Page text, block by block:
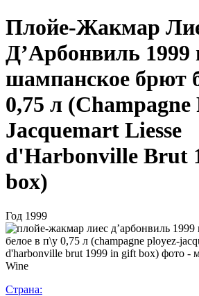
Плойе-Жакмар
Д’Арбонвиль 1999
шампанское брют
0,75 л (Champagne
Jacquemart Liesse
d'Harbonville Brut
box)
Год 1999
Страна: